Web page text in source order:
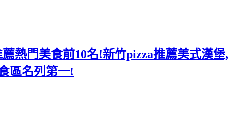
熱門美食前10名!新竹pizza推薦美式漢堡,
區名列第一!